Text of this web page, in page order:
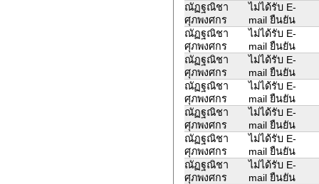
ณัฏฐณิชา
ศุภพงศกร
ไม่ได้รับ E-
mail ยืนยัน
ณัฏฐณิชา
ศุภพงศกร
ไม่ได้รับ E-
mail ยืนยัน
ณัฏฐณิชา
ศุภพงศกร
ไม่ได้รับ E-
mail ยืนยัน
ณัฏฐณิชา
ศุภพงศกร
ไม่ได้รับ E-
mail ยืนยัน
ณัฏฐณิชา
ศุภพงศกร
ไม่ได้รับ E-
mail ยืนยัน
ณัฏฐณิชา
ศุภพงศกร
ไม่ได้รับ E-
mail ยืนยัน
ณัฏฐณิชา
ศุภพงศกร
ไม่ได้รับ E-
mail ยืนยัน